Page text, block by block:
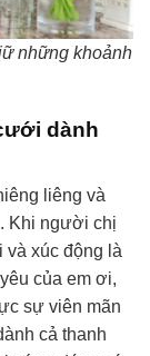
những khoảnh
dành
liêng và
Khi người chị
và xúc động là
của em ơi,
sự viên mãn
cả thanh